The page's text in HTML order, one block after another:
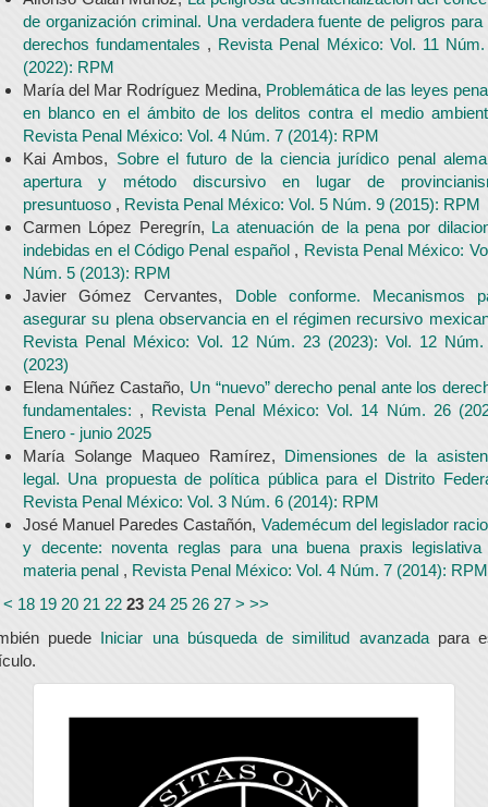
de organización criminal. Una verdadera fuente de peligros para
derechos fundamentales , Revista Penal México: Vol. 11
(2022): RPM
María del Mar Rodríguez Medina, Problemática de las leyes
en blanco en el ámbito de los delitos contra el medio
Revista Penal México: Vol. 4 Núm. 7 (2014): RPM
Kai Ambos, Sobre el futuro de la ciencia jurídico penal
apertura y método discursivo en lugar de
presuntuoso , Revista Penal México: Vol. 5 Núm. 9 (2015): RPM
Carmen López Peregrín, La atenuación de la pena por
indebidas en el Código Penal español , Revista Penal México:
Núm. 5 (2013): RPM
Javier Gómez Cervantes, Doble conforme. Mecanismos
asegurar su plena observancia en el régimen recursivo
Revista Penal México: Vol. 12 Núm. 23 (2023): Vol. 12
(2023)
Elena Núñez Castaño, Un “nuevo” derecho penal ante los
fundamentales: , Revista Penal México: Vol. 14 Núm. 26
Enero - junio 2025
María Solange Maqueo Ramírez, Dimensiones de la
legal. Una propuesta de política pública para el Distrito
Revista Penal México: Vol. 3 Núm. 6 (2014): RPM
José Manuel Paredes Castañón, Vademécum del legislador
y decente: noventa reglas para una buena praxis legislativa
materia penal , Revista Penal México: Vol. 4 Núm. 7 (2014): RPM
< 18 19 20 21 22 23 24 25 26 27 > >>
puede Iniciar una búsqueda de similitud avanzadapara
universidad